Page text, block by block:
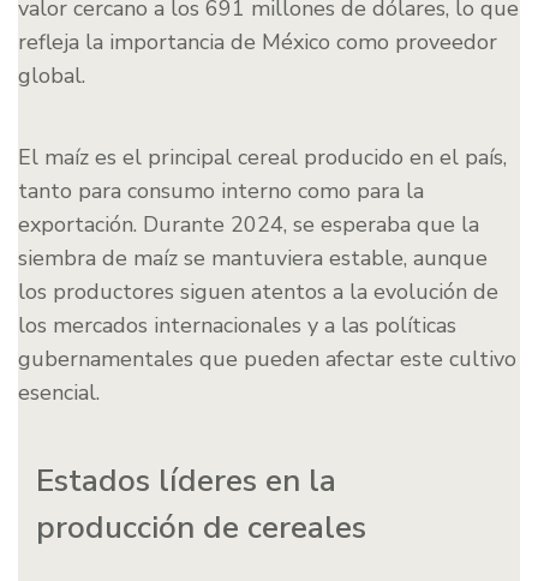
valor cercano a los 691 millones de dólares, lo que
refleja la importancia de México como proveedor
global.
El maíz es el principal cereal producido en el país,
tanto para consumo interno como para la
exportación. Durante 2024, se esperaba que la
siembra de maíz se mantuviera estable, aunque
los productores siguen atentos a la evolución de
los mercados internacionales y a las políticas
gubernamentales que pueden afectar este cultivo
esencial.
Estados líderes en la
producción de cereales